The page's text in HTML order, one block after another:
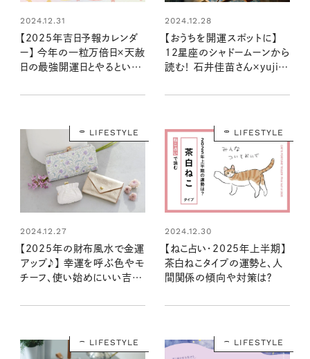
2024.12.31
【2025年吉日予報カレンダ
ー】 今年の一粒万倍日×天赦
日の最強開運日とやるといい
2024.12.28
【おうちを開運スポットに】
12星座のシャドームーンから
読む！ 石井佳苗さん×yujiさ
ア
LIFESTYLE
2024.12.27
【2025年の財布風水で金運
アップ♪】 幸運を呼ぶ色やモ
チーフ、使い始めにいい吉日
チ！
LIFESTYLE
2024.12.30
【ねこ占い・2025年上半期】
茶白ねこタイプの運勢と、人
間関係の傾向や対策は？
LIFESTYLE LIFESTYLE